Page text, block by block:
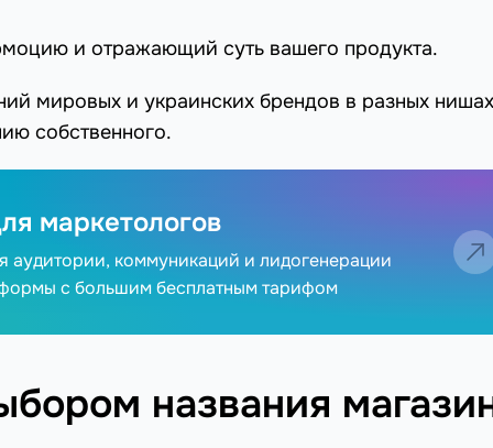
и отражающий суть вашего продукта.
мировых и украинских брендов в разных
собственного.
маркетологов
аудитории, коммуникаций и лидогенерации
с большим бесплатным тарифом
названия